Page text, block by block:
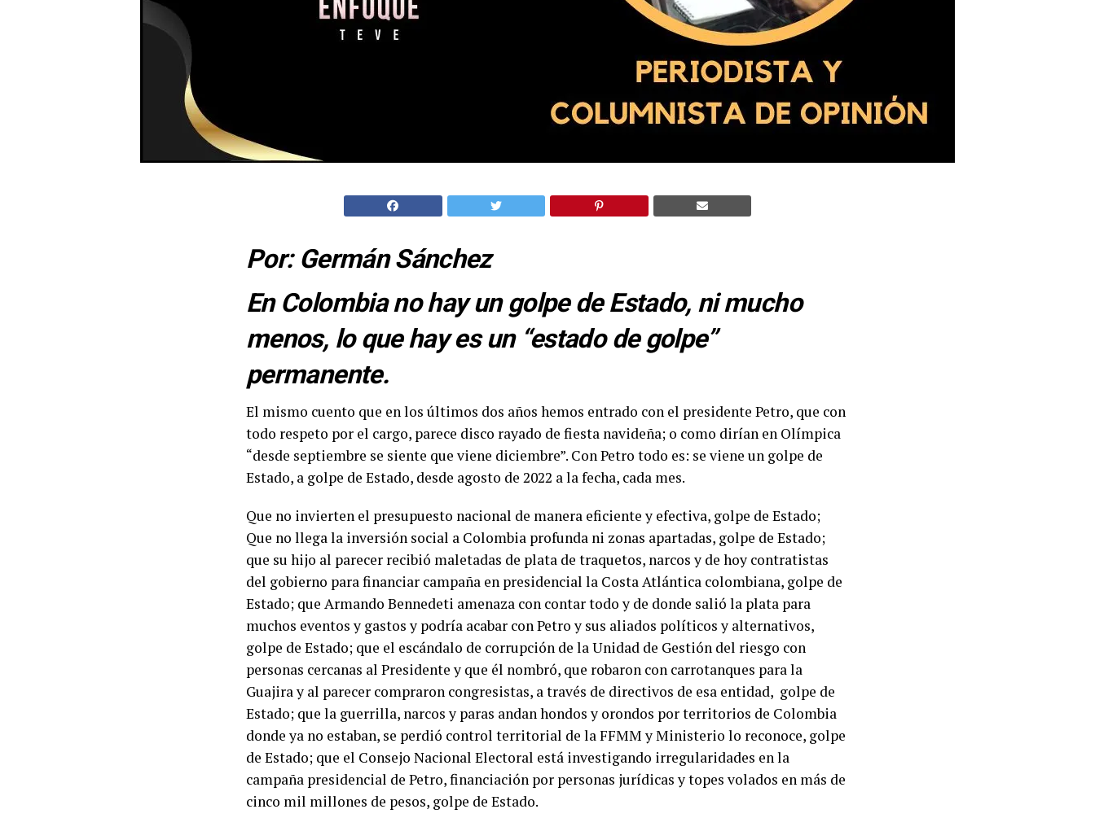
Por: Germán Sánchez
En Colombia no hay un golpe de Estado, ni mucho
menos, lo que hay es un “estado de golpe”
permanente.
El mismo cuento que en los últimos dos años hemos entrado con el presidente Petro, que con
todo respeto por el cargo, parece disco rayado de fiesta navideña; o como dirían en Olímpica
“desde septiembre se siente que viene diciembre”. Con Petro todo es: se viene un golpe de
Estado, a golpe de Estado, desde agosto de 2022 a la fecha, cada mes.
Que no invierten el presupuesto nacional de manera eficiente y efectiva, golpe de Estado;
Que no llega la inversión social a Colombia profunda ni zonas apartadas, golpe de Estado;
que su hijo al parecer recibió maletadas de plata de traquetos, narcos y de hoy contratistas
del gobierno para financiar campaña en presidencial la Costa Atlántica colombiana, golpe de
Estado; que Armando Bennedeti amenaza con contar todo y de donde salió la plata para
muchos eventos y gastos y podría acabar con Petro y sus aliados políticos y alternativos,
golpe de Estado; que el escándalo de corrupción de la Unidad de Gestión del riesgo con
personas cercanas al Presidente y que él nombró, que robaron con carrotanques para la
Guajira y al parecer compraron congresistas, a través de directivos de esa entidad, golpe de
Estado; que la guerrilla, narcos y paras andan hondos y orondos por territorios de Colombia
donde ya no estaban, se perdió control territorial de la FFMM y Ministerio lo reconoce, golpe
de Estado; que el Consejo Nacional Electoral está investigando irregularidades en la
campaña presidencial de Petro, financiación por personas jurídicas y topes volados en más de
cinco mil millones de pesos, golpe de Estado.